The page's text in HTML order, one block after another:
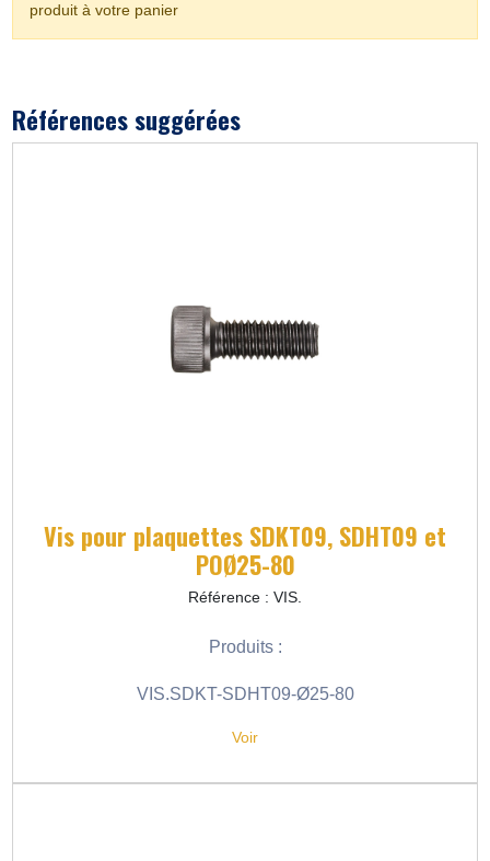
produit à votre panier
Références suggérées
Vis pour plaquettes SDKT09, SDHT09 et
POØ25-80
Référence : VIS.
Produits :
VIS.SDKT-SDHT09-Ø25-80
Voir